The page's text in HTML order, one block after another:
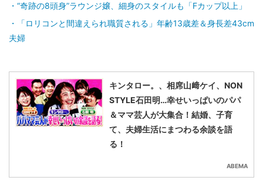
“奇跡の8頭身”ラウンジ嬢、細身のスタイルも「Fカップ以上」
「ロリコンと間違えられ職質される」年齢13歳差＆身長差43cm
夫婦
キンタロー。、相席山﨑ケイ、NON
STYLE石田明…幸せいっぱいのパパ
＆ママ芸人が大集合！結婚、子育
て、夫婦生活にまつわる余談を語
る！
ABEMA